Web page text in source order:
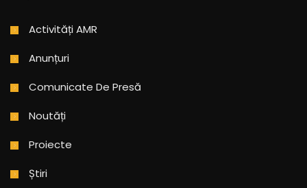
Activități AMR
Anunțuri
Comunicate De Presă
Noutăți
Proiecte
Știri